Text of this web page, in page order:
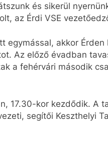
és sikerül
az Érdi VSE
egymással, akkor Érden
Az előző évadban
a fehérvári második
17.30-kor kezdődik. A
segítői Keszthelyi